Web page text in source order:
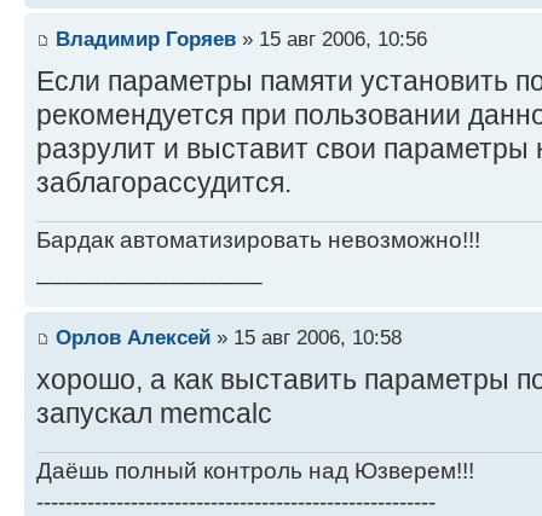
Владимир Горяев » 15 авг 2006, 10:56
Если параметры памяти установить
рекомендуется при пользовании
разрулит и выставит свои параметры
заблагорассудится.
Бардак автоматизировать невозможно!!!
Орлов Алексей » 15 авг 2006, 10:58
хорошо, а как выставить параметры
запускал memcalc
Даёшь полный контроль над Юзверем!!!
-------------------------------------------------------